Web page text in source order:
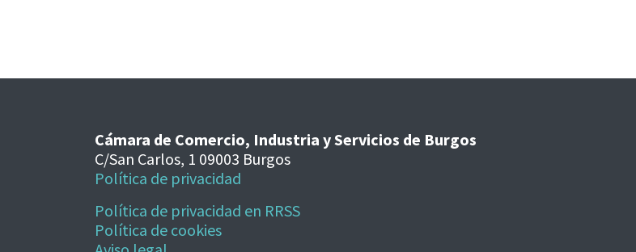
Cámara de Comercio, Industria y Servicios de Burgos
C/San Carlos, 1 09003 Burgos
Política de privacidad
Política de privacidad en RRSS
Política de cookies